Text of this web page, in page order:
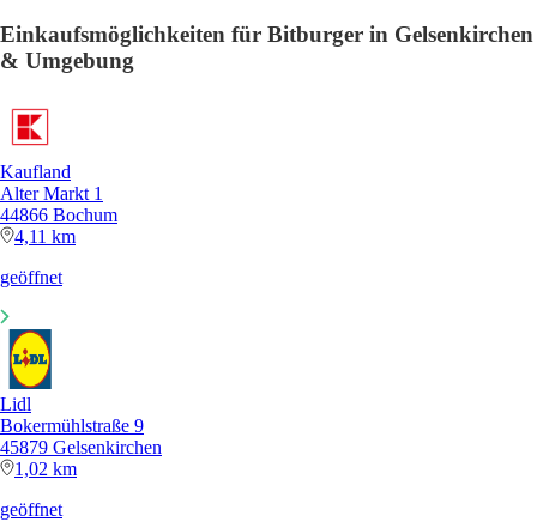
Einkaufsmöglichkeiten für Bitburger in Gelsenkirchen
& Umgebung
Kaufland
Alter Markt 1
44866 Bochum
4,11 km
geöffnet
Lidl
Bokermühlstraße 9
45879 Gelsenkirchen
1,02 km
geöffnet